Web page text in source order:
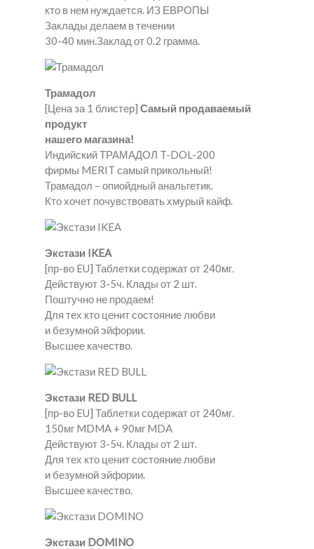
кто в нем нуждается. ИЗ ЕВРОПЫ
Заклады делаем в течении
30-40 мин.Заклад от 0.2 грамма.
Трамадол
[Цена за 1 блистер] Самый продаваемый
продукт
нашего магазина!
Индийский ТРАМАДОЛ T-DOL-200
фирмы MERIT самый прикольный!
Трамадол – опиойдный анальгетик.
Кто хочет почувствовать хмурый кайф.
Экстази IKEA
[пр-во EU] Таблетки содержат от 240мг.
Действуют 3-5ч. Клады от 2 шт.
Поштучно не продаем!
Для тех кто ценит состояние любви
и безумной эйфории.
Высшее качество.
Экстази RED BULL
[пр-во EU] Таблетки содержат от 240мг.
150мг MDMA + 90мг MDA
Действуют 3-5ч. Клады от 2 шт.
Для тех кто ценит состояние любви
и безумной эйфории.
Высшее качество.
Экстази DOMINO